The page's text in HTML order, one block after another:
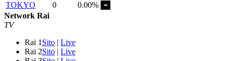
TOKYO
0
0.00%
Network Rai
TV
Rai 1 Sito | Live
Rai 2Sito | Live